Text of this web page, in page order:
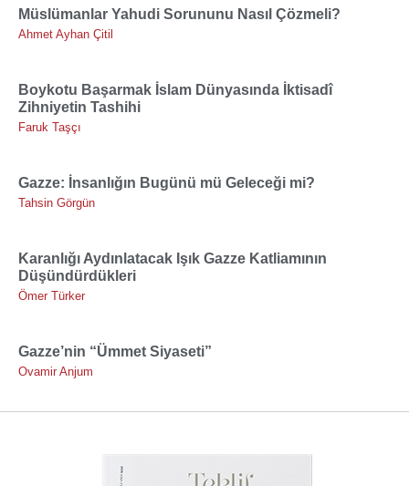
Müslümanlar Yahudi Sorununu Nasıl Çözmeli?
Ahmet Ayhan Çitil
Boykotu Başarmak İslam Dünyasında İktisadî
Zihniyetin Tashihi
Faruk Taşçı
Gazze: İnsanlığın Bugünü mü Geleceği mi?
Tahsin Görgün
Karanlığı Aydınlatacak Işık Gazze Katliamının
Düşündürdükleri
Ömer Türker
Gazze’nin “Ümmet Siyaseti”
Ovamir Anjum